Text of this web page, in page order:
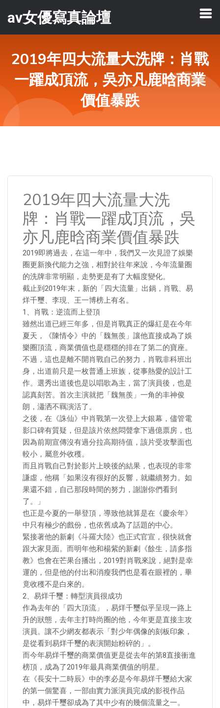
av女優寫真論壇
2019年四大流量大洗牌：肖戰
一躍成頂流，吳亦凡鹿晗商業
價值暴跌
2019年四大流量大洗
牌：肖戰一躍成頂流，吳
亦凡鹿晗商業價值暴跌
2019即將過去，在這一年中，我們又一次見證了娛樂
圈更新換代能力之強，相對於往年來說，今年流量圈
的洗牌非常明顯，走勢更是有了大幅度變化。
截止到2019年末，新的「四大流量」出鍋，肖戰、易
烊千璽、李現、王一博榜上有名。
1、肖戰：逆流而上登頂
雖然出道已經三年多，但是肖戰真正的爆紅是在今年
夏天，《陳情令》中的「魏無羨」讓他直接成為了娛
樂圈頂流，商業價值也是穩穩的排在了第二的寶座。
不過，這也是離不開肖戰自己的努力，肖戰非科班出
身，出道前只是一枚普通上班族，從事熱愛的設計工
作。選秀出道後也是以唱歌為主，當了演員後，也是
認真刻苦。首次主演就把「魏無羨」一角的丰神俊
朗，瀟洒不羈演活了。
之後，在《誅仙》中肖戰第一次登上大銀幕，儘管電
影口碑有質疑，但是該片依然悶聲拿下過億票房，也
因為前期宣傳沒有過分拉高期待值，該片受攻擊面也
較小，屬意外收穫。
而且肖戰自己對於影片上映後的結果，也表現的非常
謙虛，他稱「如果沒有很好的反響，就繼續努力。如
果還不錯，自己那段時間的努力，謝謝你們看到
了。」
也正是今夏的一舉登頂，導致他就算是在《慶余年》
中只有極少的戲份，也依舊成為了話題的中心。
緊接著他的新劇《斗羅大陸》也正式官宣，很快就會
跟大家見面。而明年他和楊紫的新劇《餘生，請多指
教》也會在芒果台播出，2019對肖戰來說，絕對是幸
運的，但是他的付出和消瘦我們也是看在眼裡的，畢
竟收穫不是白來的。
2、易烊千璽：轉型演員很成功
作為去年的「四大頂流」，易烊千璽似乎呈現一路上
升的狀態，去年主打時尚圈的他，今年更是直接主攻
演員。讓不少網友都表示「對少年偶像的刻板印象，
是從看到易烊千璽的表演開始粉碎的」。
而今年易烊千璽的商業價值更是從去年的第8直接衝進
榜頂，成為了2019年最具商業價值的明星。
在《長安十二時辰》中的李必是今年易烊千璽給大家
的第一個驚喜，一部由實力派演員完成的影視作品
中，易烊千璽卻成為了其中少有的幾個流量之一。